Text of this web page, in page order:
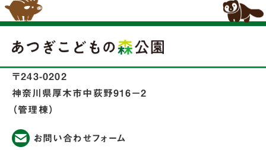
〒243-0202
神奈川県厚木市中荻野916−2
（管理棟）
お問い合わせフォーム